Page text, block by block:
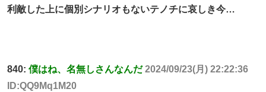
利敵した上に個別シナリオもないテノチに哀しき今…
840: 僕はね、名無しさんなんだ 2024/09/23(月) 22:22:36
ID:QQ9Mq1M20